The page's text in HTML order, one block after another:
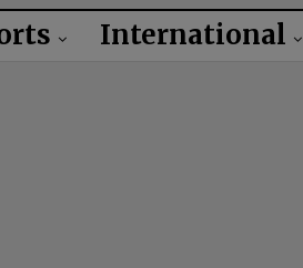
International